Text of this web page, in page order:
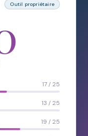
Outil propriétaire
17 / 25
13 / 25
19 / 25